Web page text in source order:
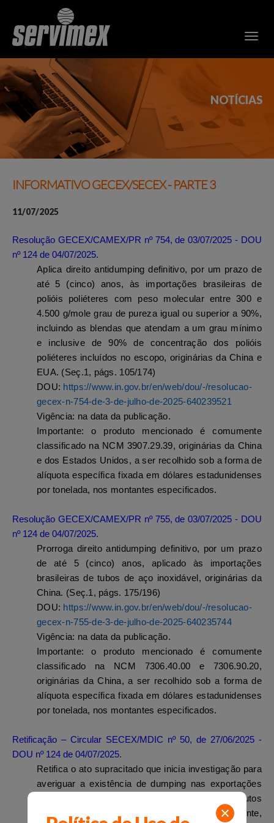
NOTÍCIAS
INFORMATIVO GECEX/SECEX - PARTE 3
11/07/2025
Resolução GECEX/CAMEX/PR nº 754, de 03/07/2025 - DOU
nº 124 de 04/07/2025.
Aplica direito antidumping definitivo, por um prazo de
até 5 (cinco) anos, às importações brasileiras de
polióis poliéteres com peso molecular entre 300 e
4.500 g/mole grau de pureza igual ou superior a 90%,
incluindo as blendas que atendam a um grau mínimo
e inclusive de 90% de concentração dos polióis
poliéteres incluídos no escopo, originárias da China e
EUA. (Seç.1, págs. 105/174)
DOU: https://www.in.gov.br/en/web/dou/-/resolucao-
gecex-n-754-de-3-de-julho-de-2025-640239521
Vigência: na data da publicação.
Importante:o produto mencionado é comumente
classificado na NCM 3907.29.39, originárias da China
e dos Estados Unidos, a ser recolhido sob a forma de
alíquota específica fixada em dólares estadunidenses
por tonelada, nos montantes especificados.
Resolução GECEX/CAMEX/PR nº 755, de 03/07/2025 - DOU
nº 124 de 04/07/2025.
Prorroga direito antidumping definitivo, por um prazo
de até 5 (cinco) anos, aplicado às importações
brasileiras de tubos de aço inoxidável, originárias da
China. (Seç.1, págs. 175/196)
DOU: https://www.in.gov.br/en/web/dou/-/resolucao-
gecex-n-755-de-3-de-julho-de-2025-640235744
Vigência: na data da publicação.
Importante:o produto mencionado é comumente
classificado na
NCM 7306.40.00 e 7306.90.20,
originárias da China, a ser recolhido sob a forma de
alíquota específica fixada em dólares estadunidenses
por tonelada, nos montantes especificados.
Retificação – Circular SECEX/MDIC nº 50, de 27/06/2025 -
DOU nº 124 de 04/07/2025.
Retifica o ato supracitado que inicia investigação para
averiguar a existência de dumping nas exportações
da China, Indonésia e Índia para o Brasil de produtos
planos de aços inoxidáveis laminados a quente,